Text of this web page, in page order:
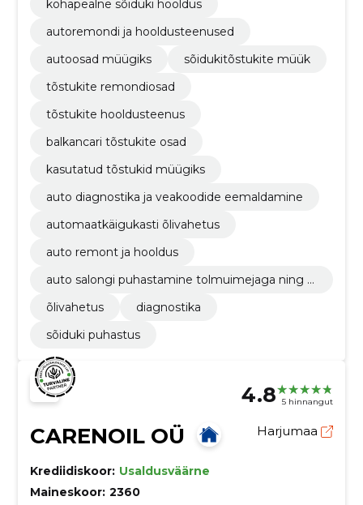
kohapealne sõiduki hooldus
autoremondi ja hooldusteenused
autoosad müügiks
sõidukitõstukite müük
tõstukite remondiosad
tõstukite hooldusteenus
balkancari tõstukite osad
kasutatud tõstukid müügiks
auto diagnostika ja veakoodide eemaldamine
automaatkäigukasti õlivahetus
auto remont ja hooldus
auto salongi puhastamine tolmuimejaga ning pl
õlivahetus
diagnostika
sõiduki puhastus
4.8 5 hinnangut
CARENOIL OÜ Harjumaa
Krediidiskoor: Usaldusväärne
Maineskoor: 2360